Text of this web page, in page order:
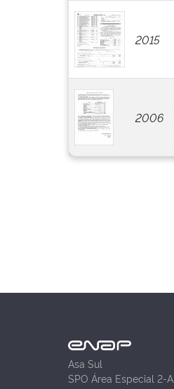
2015
2006
Asa Sul
SPO Área Especial 2-A